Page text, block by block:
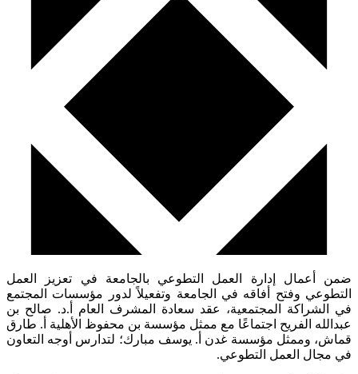
ضمن أعمال إدارة العمل التطوعي بالجامعة في تعزيز العمل
التطوعي وفتح أفاقه في الجامعة وتفعيلاً لدور مؤسسات المجتمع
في الشراكة المجتمعية، عقد سعادة المشرف العام أ.د. صالح بن
عبدالله الفريح اجتماعًا مع ممثل مؤسسة بن محفوظ الأهلية أ. طارق
قماش، وممثل مؤسسة غدن أ. يوسف مبارك؛ لتدارس أوجه التعاون
في مجال العمل التطوعي.